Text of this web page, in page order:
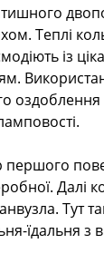
Теплі
із
першого
Далі
Тут
їдальня